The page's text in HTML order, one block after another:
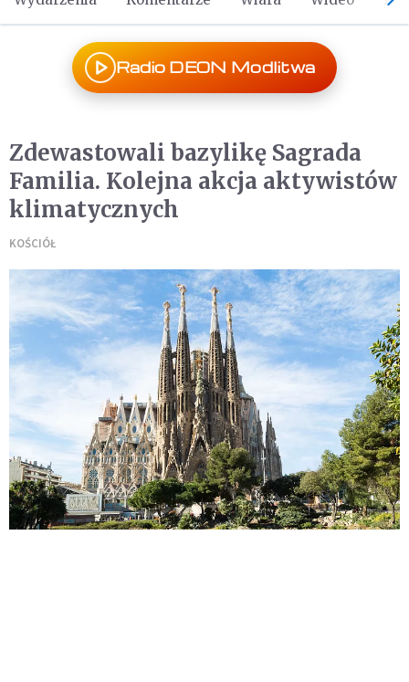
Radio DEON Modlitwa
Zdewastowali bazylikę Sagrada
Familia. Kolejna akcja aktywistów
klimatycznych
KOŚCIÓŁ